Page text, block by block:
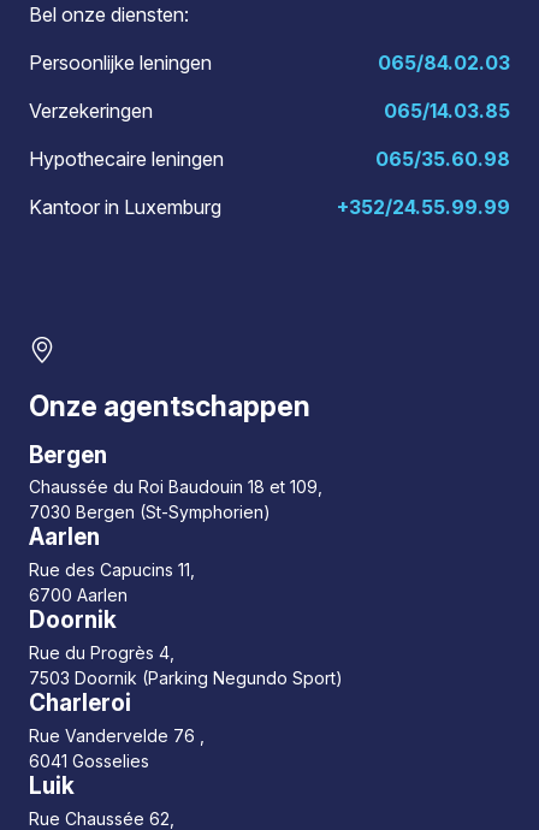
Bel onze diensten:
Persoonlijke leningen
065/84.02.03
Verzekeringen
065/14.03.85
Hypothecaire leningen
065/35.60.98
Kantoor in Luxemburg
+352/24.55.99.99
Onze agentschappen
Bergen
Chaussée du Roi Baudouin 18 et 109,
7030 Bergen (St-Symphorien)
Aarlen
Rue des Capucins 11,
6700 Aarlen
Doornik
Rue du Progrès 4,
7503 Doornik (Parking Negundo Sport)
Charleroi
Rue Vandervelde 76 ,
6041 Gosselies
Luik
Rue Chaussée 62,